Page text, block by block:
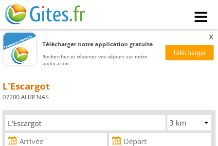
Télécharger notre application gratuite
Recherchez et réservez vos séjours sur notre
application
x
L'Escargot
07200 AUBENAS